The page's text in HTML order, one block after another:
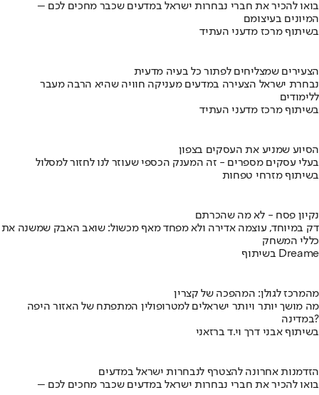
בואו להכיר את חברי נבחרות ישראל במדעים שכבר מחכים לכם –
המיונים בעיצומם
בשיתוף מרכז מדעני העתיד
הצעירים שמצליחים לפתור כל בעיה מדעית
נבחרת ישראל הצעירה במדעים מעניקה חוויה שהיא הרבה מעבר
ללימודים
בשיתוף מרכז מדעני העתיד
הסיוע שמניע את העסקים בצפון
בעלי עסקים מספרים - זה המענק הכספי שעוזר לנו לחזור למסלול
בשיתוף מזרחי טפחות
נקיון פסח - לא מה שהכרתם
דק במיוחד, עוצמה אדירה ולא מפחד מאף מכשול: שואב האבק שמשנה את
כללי המשחק
בשיתוף Dreame
מהמרכז לגולן: המהפכה של קצרין
מה מושך יותר ויותר ישראלים למטרופולין המתפתח של האזור היפה
במדינה?
בשיתוף אבני דרך וי.ד ברזאני
הזדמנות אחרונה להצטרף לנבחרות ישראל במדעים
בואו להכיר את חברי נבחרות ישראל במדעים שכבר מחכים לכם –